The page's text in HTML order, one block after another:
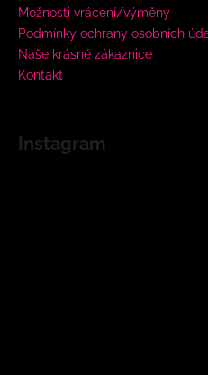
Možnosti vrácení/výměny
Podmínky ochrany osobních
Naše krásné zákaznice
Kontakt
Instagram